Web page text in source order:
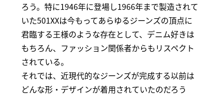
ろう。特に1946年に登場し1966年まで製造されて
いた501XXは今もってあらゆるジーンズの頂点に
君臨する王様のような存在として、デニム好きは
もちろん、ファッション関係者からもリスペクト
されている。
それでは、近現代的なジーンズが完成する以前は
どんな形・デザインが着用されていたのだろう